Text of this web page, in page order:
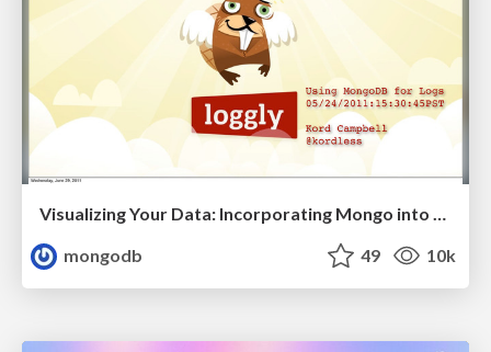
Visualizing Your Data: Incorporating Mongo into Loggly Infrastructure
mongodb
49 10k